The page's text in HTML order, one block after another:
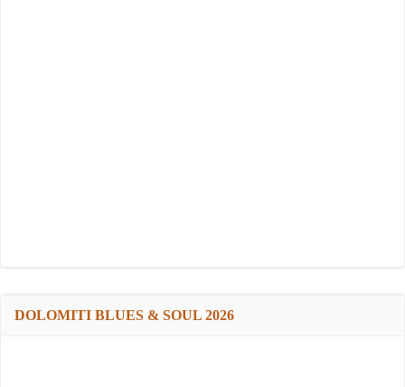
DOLOMITI BLUES & SOUL 2026